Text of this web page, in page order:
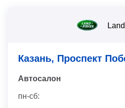
Казань, Проспект
Автосaлон
пн-сб: